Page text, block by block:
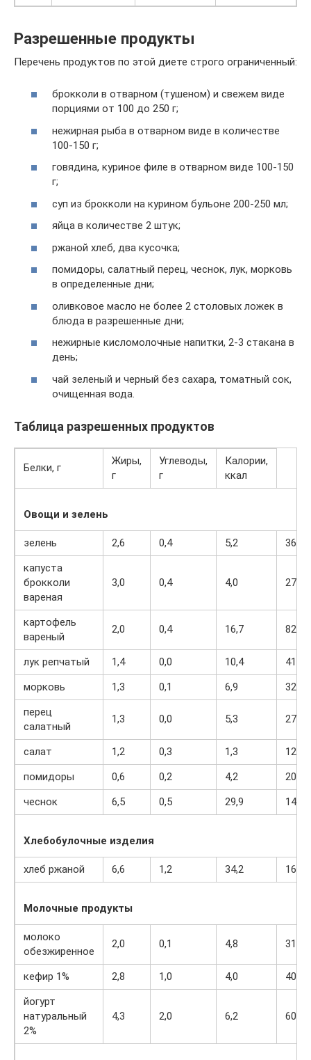
Разрешенные продукты
Перечень продуктов по этой диете строго ограниченный:
брокколи в отварном (тушеном) и свежем виде
порциями от 100 до 250 г;
нежирная рыба в отварном виде в количестве
100-150 г;
говядина, куриное филе в отварном виде 100-150
г;
суп из брокколи на курином бульоне 200-250 мл;
яйца в количестве 2 штук;
ржаной хлеб, два кусочка;
помидоры, салатный перец, чеснок, лук, морковь
в определенные дни;
оливковое масло не более 2 столовых ложек в
блюда в разрешенные дни;
нежирные кисломолочные напитки, 2-3 стакана в
день;
чай зеленый и черный без сахара, томатный сок,
очищенная вода.
Таблица разрешенных продуктов
Белки, г
Жиры,
г
Углеводы,
г
Калории,
ккал
Овощи и зелень
зелень 2,6 0,4 5,2
36
капуста
брокколи
вареная
3,0 0,4 4,0 27
картофель
вареный
2,0 0,4 16,7 82
лук репчатый 1,4 0,0 10,4
41
морковь
1,3 0,1 6,9
32
перец
салатный
1,3 0,0 5,3 27
салат 1,2 0,3 1,3
12
помидоры
0,6 0,2 4,2
20
чеснок
6,5 0,5 29,9 143
Хлебобулочные изделия
хлеб ржаной 6,6 1,2 34,2 165
Молочные продукты
молоко
обезжиренное
2,0 0,1 4,8 31
кефир 1% 2,8 1,0 4,0
40
йогурт
натуральный
2%
4,3 2,0 6,2 60